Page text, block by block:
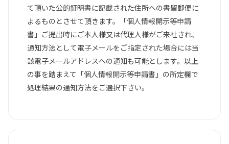
て頂いた公的証明書に記載された住所への書留郵便に
よるものとさせて頂きます。「個人情報開示等申請
書」ご提出時にご本人様又は代理人様がご来社され、
通知方法として電子メールをご指定された場合には当
該電子メールアドレスへの通知も可能とします。以上
の事を踏まえて「個人情報開示等申請書」の所定欄で
処理結果の通知方法をご選択下さい。